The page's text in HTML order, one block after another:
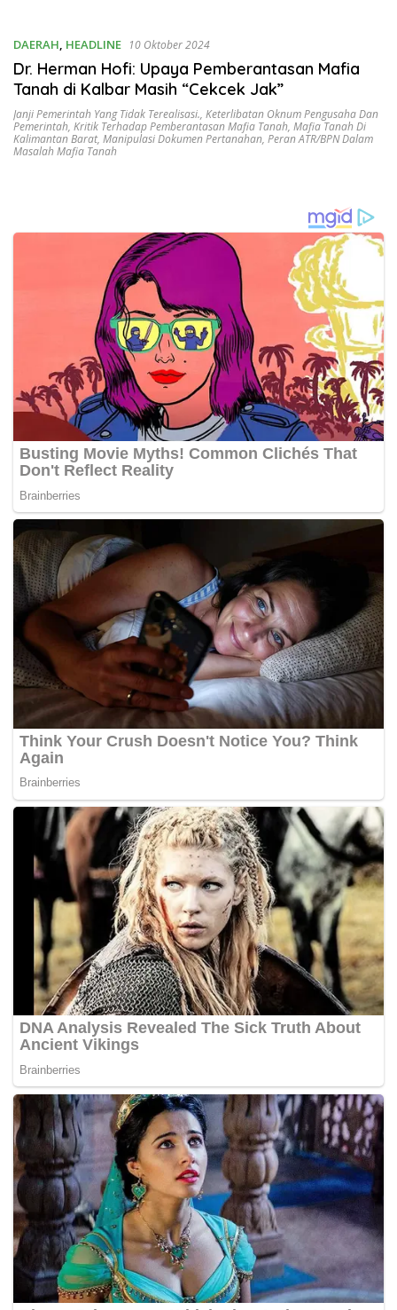
DAERAH, HEADLINE 10 Oktober 2024
Dr. Herman Hofi: Upaya Pemberantasan Mafia
Tanah di Kalbar Masih “Cekcek Jak”
Janji Pemerintah Yang Tidak Terealisasi., Keterlibatan Oknum Pengusaha Dan
Pemerintah, Kritik Terhadap Pemberantasan Mafia Tanah, Mafia Tanah Di
Kalimantan Barat, Manipulasi Dokumen Pertanahan, Peran ATR/BPN Dalam
Masalah Mafia Tanah